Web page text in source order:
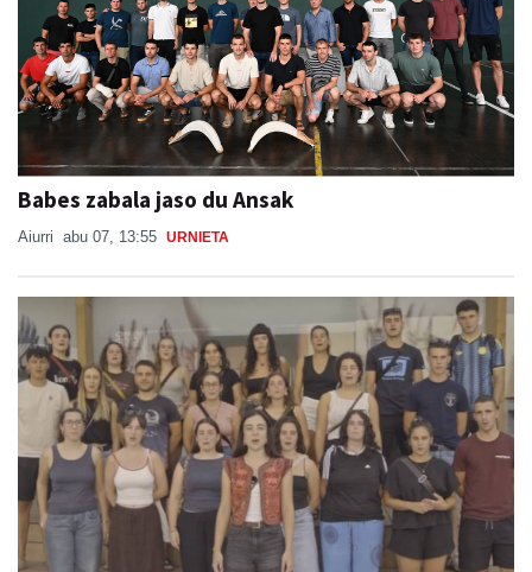
Babes zabala jaso du Ansak
Aiurri abu 07, 13:55 URNIETA